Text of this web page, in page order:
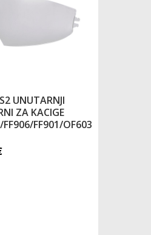
UNUTARNJI
ZA KACIGE
FF901/OF603